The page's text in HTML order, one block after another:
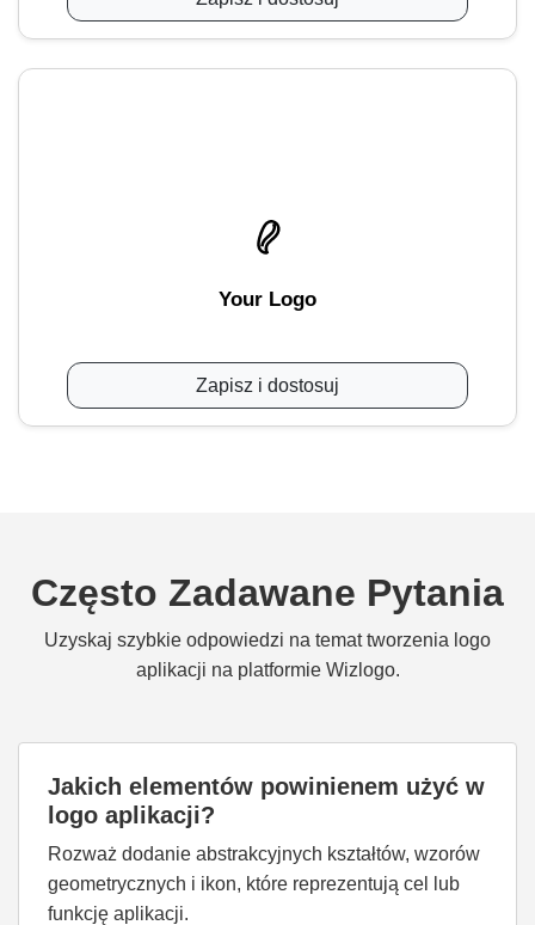
Your Logo
Zapisz i dostosuj
Często Zadawane Pytania
Uzyskaj szybkie odpowiedzi na temat tworzenia logo
aplikacji na platformie Wizlogo.
Jakich elementów powinienem użyć w
logo aplikacji?
Rozważ dodanie abstrakcyjnych kształtów, wzorów
geometrycznych i ikon, które reprezentują cel lub
funkcję aplikacji.